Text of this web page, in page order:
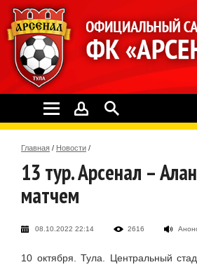
Главная / Новости /
13 тур. Арсенал –
матчем
08.10.2022 22:14 2616
10 октября. Тула. Центральный